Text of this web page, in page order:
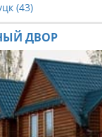
(43)
ДВОР